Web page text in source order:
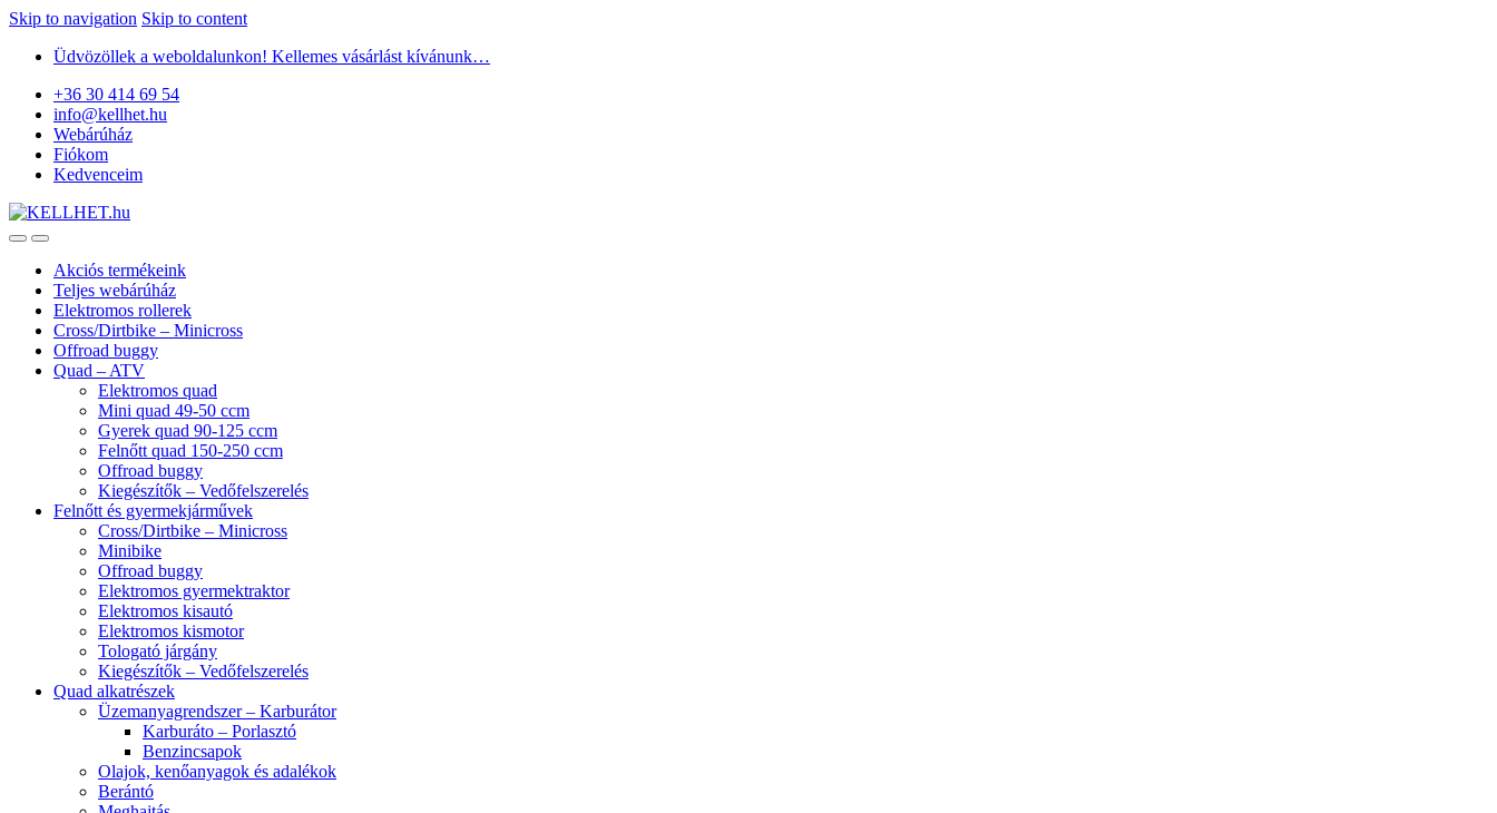
Skip to navigation Skip to content
Üdvözöllek a weboldalunkon! Kellemes vásárlást kívánunk…
+36 30 414 69 54
info@kellhet.hu
Webárúház
Fiókom
Kedvenceim
Akciós termékeink
Teljes webárúház
Elektromos rollerek
Cross/Dirtbike – Minicross
Offroad buggy
Quad – ATV
Elektromos quad
Mini quad 49-50 ccm
Gyerek quad 90-125 ccm
Felnőtt quad 150-250 ccm
Offroad buggy
Kiegészítők – Vedőfelszerelés
Felnőtt és gyermekjárművek
Cross/Dirtbike – Minicross
Minibike
Offroad buggy
Elektromos gyermektraktor
Elektromos kisautó
Elektromos kismotor
Tologató járgány
Kiegészítők – Vedőfelszerelés
Quad alkatrészek
Üzemanyagrendszer – Karburátor
Karburáto – Porlasztó
Benzincsapok
Olajok, kenőanyagok és adalékok
Berántó